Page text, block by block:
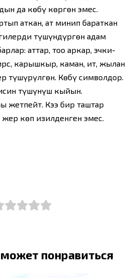
да көбү көргөн эмес.
аткан, ат минип бараткан
түшүндүргөн адам
аттар, тоо аркар, эчки-
карышкыр, каман, ит, жылан
түшүрүлгөн. Көбү символдор.
түшүнүш кыйын.
жетпейт. Кээ бир таштар
жер көп изилденген эмес.
понравиться